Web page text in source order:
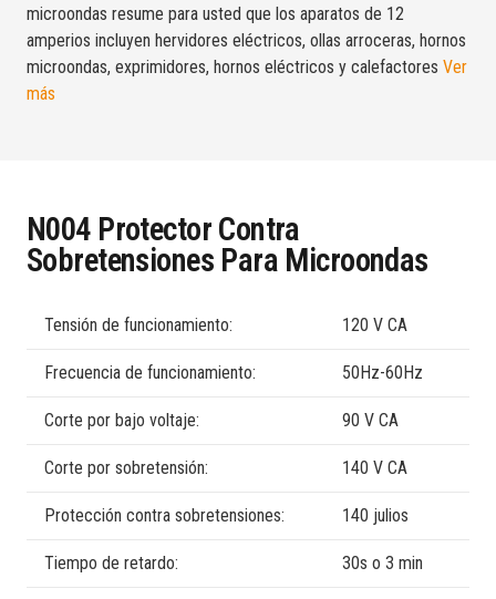
microondas resume para usted que los aparatos de 12
amperios incluyen hervidores eléctricos, ollas arroceras, hornos
microondas, exprimidores, hornos eléctricos y calefactores Ver
más
N004 Protector Contra
Sobretensiones Para Microondas
Tensión de funcionamiento: 120 V CA
Frecuencia de funcionamiento: 50Hz-60Hz
Corte por bajo voltaje: 90 V CA
Corte por sobretensión: 140 V CA
Protección contra sobretensiones: 140 julios
Tiempo de retardo: 30s o 3 min